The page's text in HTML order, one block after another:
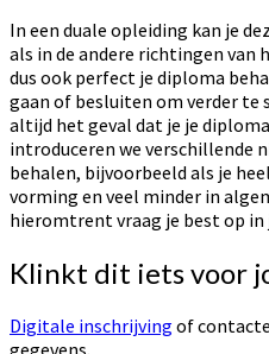
In een duale opleiding kan je
als in de andere richtingen van
dus ook perfect je diploma
gaan of besluiten om verder te
altijd het geval dat je je
introduceren we verschillende
behalen, bijvoorbeeld als je
vorming en veel minder in
hieromtrent vraag je best op
Klinkt dit iets voor
Digitale inschrijving of
gegevens.